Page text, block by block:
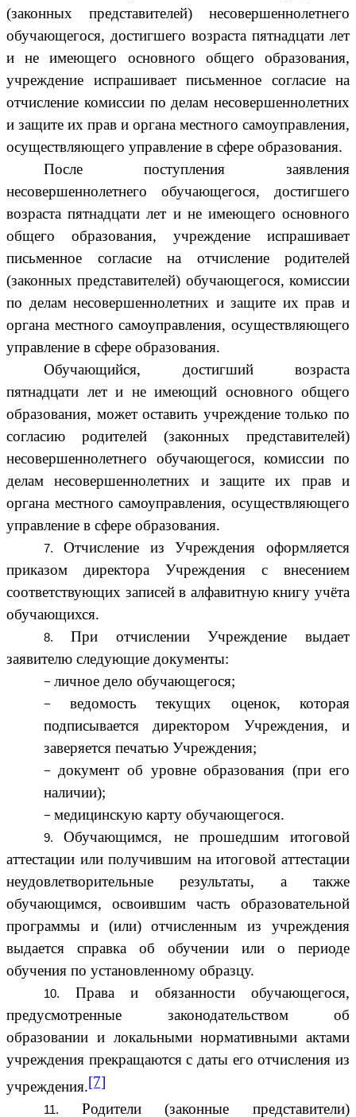
(законных представителей) несовершеннолетнего
обучающегося, достигшего возраста пятнадцати лет
и не имеющего основного общего образования,
учреждение испрашивает письменное согласие на
отчисление комиссии по делам несовершеннолетних
и защите их прав и органа местного самоуправления,
осуществляющего управление в сфере образования.
После поступления заявления
несовершеннолетнего обучающегося, достигшего
возраста пятнадцати лет и не имеющего основного
общего образования, учреждение испрашивает
письменное согласие на отчисление родителей
(законных представителей) обучающегося, комиссии
по делам несовершеннолетних и защите их прав и
органа местного самоуправления, осуществляющего
управление в сфере образования.
Обучающийся, достигший возраста
пятнадцати лет и не имеющий основного общего
образования, может оставить учреждение только по
согласию родителей (законных представителей)
несовершеннолетнего обучающегося, комиссии по
делам несовершеннолетних и защите их прав и
органа местного самоуправления, осуществляющего
управление в сфере образования.
Отчисление из Учреждения оформляется
приказом директора Учреждения с внесением
соответствующих записей в алфавитную книгу учёта
обучающихся.
При отчислении Учреждение выдает
заявителю следующие документы:
личное дело обучающегося;
ведомость текущих оценок, которая
подписывается директором Учреждения, и
заверяется печатью Учреждения;
документ об уровне образования (при его
наличии);
медицинскую карту обучающегося.
Обучающимся, не прошедшим итоговой
аттестации или получившим на итоговой аттестации
неудовлетворительные результаты, а также
обучающимся, освоившим часть образовательной
программы и (или) отчисленным из учреждения
выдается справка об обучении или о периоде
обучения по установленному образцу.
Права и обязанности обучающегося,
предусмотренные законодательством об
образовании и локальными нормативными актами
учреждения прекращаются с даты его отчисления из
учреждения.[7]
Родители (законные представители)